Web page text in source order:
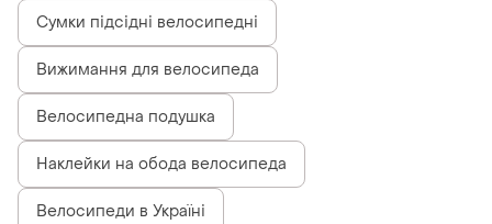
Сумки підсідні велосипедні
Вижимання для велосипеда
Велосипедна подушка
Наклейки на обода велосипеда
Велосипеди в Україні